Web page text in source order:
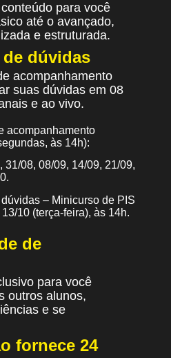
para você
até o avançado,
e estruturada.
dúvidas
acompanhamento
suas dúvidas em 08
e ao vivo.
acompanhamento
às 14h):
31/08, 08/09, 14/09, 21/09,
– Minicurso de PIS
10 (terça-feira), às 14h.
de
para você
outros alunos,
e se
fornece 24